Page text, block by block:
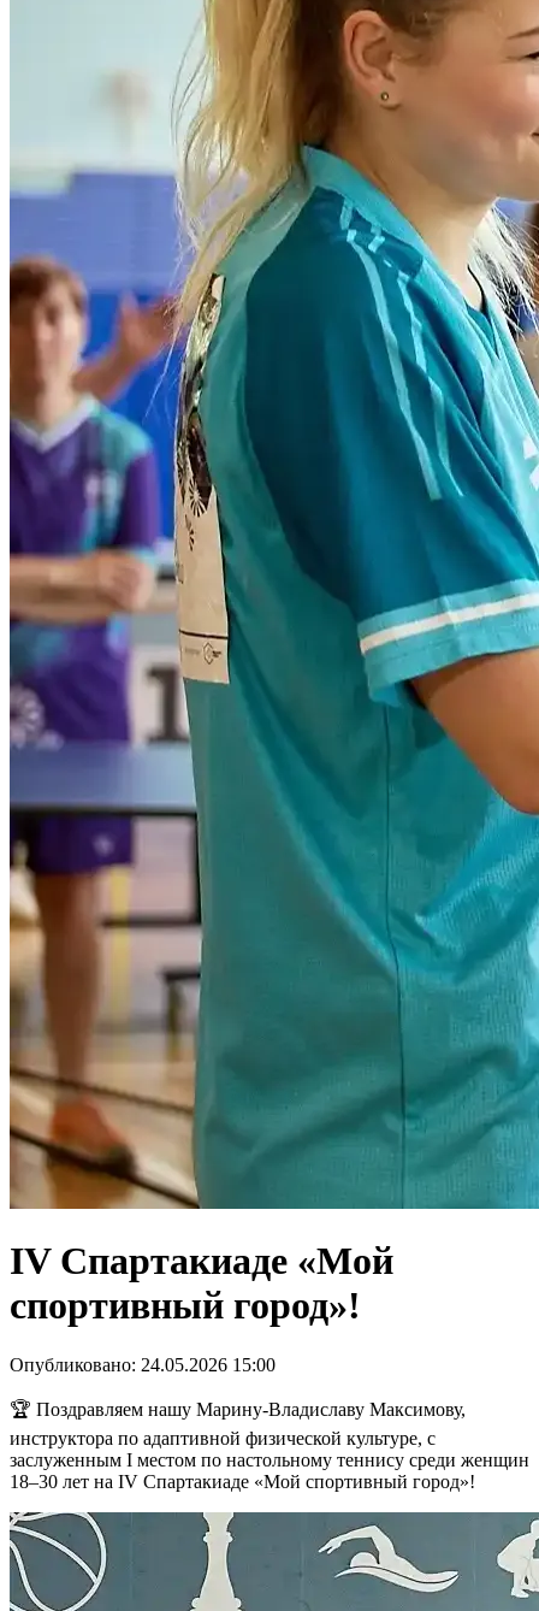
IV Спартакиаде «Мой
спортивный город»!
Опубликовано: 24.05.2026 15:00
🏆 Поздравляем нашу Марину-Владиславу Максимову,
инструктора по адаптивной физической культуре, с
заслуженным I местом по настольному теннису среди женщин
18–30 лет на IV Спартакиаде «Мой спортивный город»!